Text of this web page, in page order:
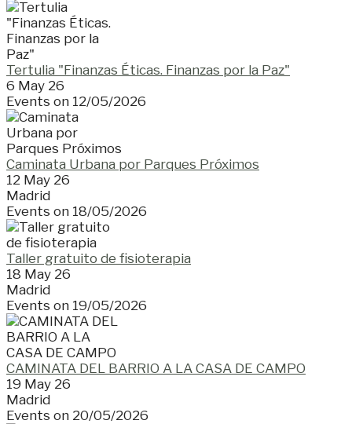
Tertulia "Finanzas Éticas. Finanzas por la Paz"
6 May 26
Events on 12/05/2026
Caminata Urbana por Parques Próximos
12 May 26
Madrid
Events on 18/05/2026
Taller gratuito de fisioterapia
18 May 26
Madrid
Events on 19/05/2026
CAMINATA DEL BARRIO A LA CASA DE CAMPO
19 May 26
Madrid
Events on 20/05/2026